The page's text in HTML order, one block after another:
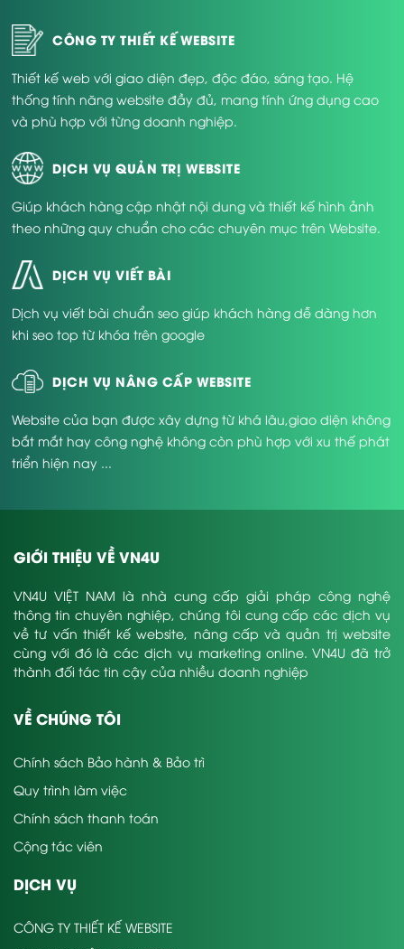
CÔNG TY THIẾT KẾ WEBSITE
Thiết kế web với giao diện đẹp, độc đáo, sáng tạo. Hệ
thống tính năng website đầy đủ, mang tính ứng dụng cao
và phù hợp với từng doanh nghiệp.
DỊCH VỤ QUẢN TRỊ WEBSITE
Giúp khách hàng cập nhật nội dung và thiết kế hình ảnh
theo những quy chuẩn cho các chuyên mục trên Website.
DỊCH VỤ VIẾT BÀI
Dịch vụ viết bài chuẩn seo giúp khách hàng dễ dàng hơn
khi seo top từ khóa trên google
DỊCH VỤ NÂNG CẤP WEBSITE
Website của bạn được xây dựng từ khá lâu,giao diện không
bắt mắt hay công nghệ không còn phù hợp với xu thế phát
triển hiện nay ...
GIỚI THIỆU VỀ VN4U
VN4U VIỆT NAM là nhà cung cấp giải pháp công nghệ
thông tin chuyên nghiệp, chúng tôi cung cấp các dịch vụ
về tư vấn thiết kế website, nâng cấp và quản trị website
cùng với đó là các dịch vụ marketing online. VN4U đã trở
thành đối tác tin cậy của nhiều doanh nghiệp
VỀ CHÚNG TÔI
Chính sách Bảo hành & Bảo trì
Quy trình làm việc
Chính sách thanh toán
Cộng tác viên
DỊCH VỤ
CÔNG TY THIẾT KẾ WEBSITE